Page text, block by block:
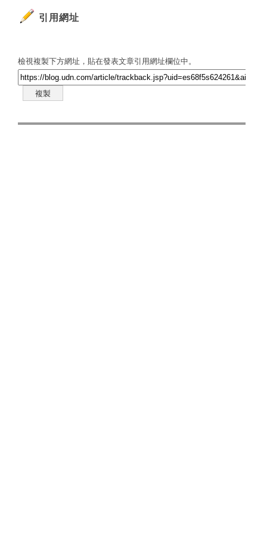
引用網址
檢視複製下方網址，貼在發表文章引用網址欄位中。
複製